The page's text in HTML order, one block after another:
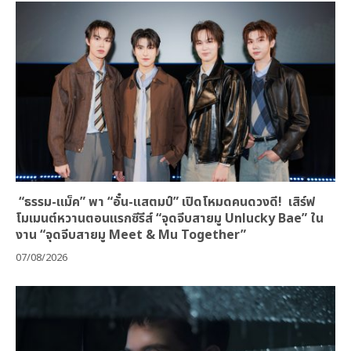
“ธรรม-แม็ค” พา “อั๋น-แสตมป์” เปิดโหมดคนดวงดี! เสิร์ฟ
โมเมนต์หวานตอนแรกซีรีส์ “จุดจีบสายมู Unlucky Bae” ใน
งาน “จุดจีบสายมู Meet & Mu Together”
07/08/2026